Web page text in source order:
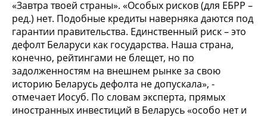
«Завтра твоей страны». «Особых рисков (для ЕБРР –
ред.) нет. Подобные кредиты наверняка даются под
гарантии правительства. Единственный риск – это
дефолт Беларуси как государства. Наша страна,
конечно, рейтингами не блещет, но по
задолженностям на внешнем рынке за свою
историю Беларусь дефолта не допускала», -
отмечает Иосуб. По словам эксперта, прямых
иностранных инвестиций в Беларусь «особо нет и